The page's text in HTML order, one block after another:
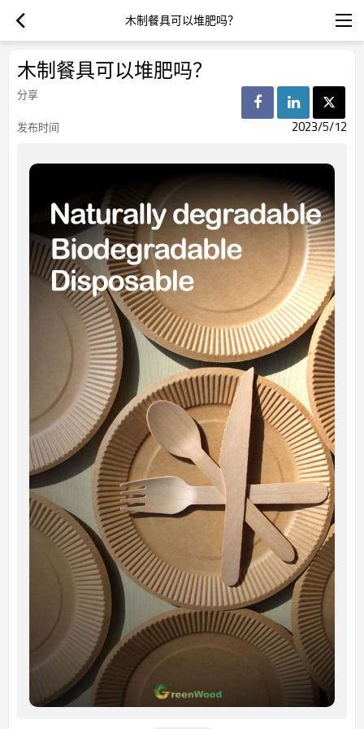
木制餐具可以堆肥吗？
木制餐具可以堆肥吗？
分享
发布时间
2023/5/12